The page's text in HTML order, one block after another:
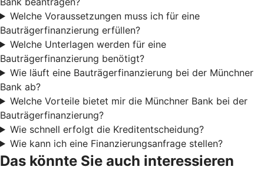
Welche Voraussetzungen muss ich für eine
Bauträgerfinanzierung erfüllen?
Welche Unterlagen werden für eine
Bauträgerfinanzierung benötigt?
Wie läuft eine Bauträgerfinanzierung bei der Münchner
Bank ab?
Welche Vorteile bietet mir die Münchner Bank bei der
Bauträgerfinanzierung?
Wie schnell erfolgt die Kreditentscheidung?
Wie kann ich eine Finanzierungsanfrage stellen?
Das könnte Sie auch interessieren